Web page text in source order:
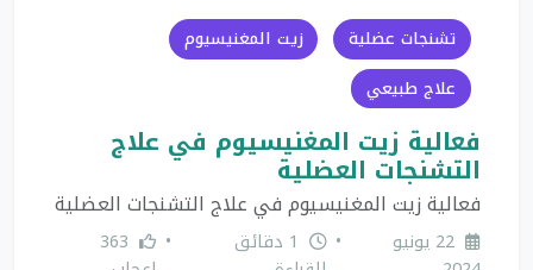
تشنجات عضلية
زيت المغنيسيوم
علاج طبيعي
فعالية زيت المغنيسيوم في علاج
التشنجات العضلية
فعالية زيت المغنيسيوم في علاج التشنجات العضلية
22 يونيو
•
1 دقائق
•
363